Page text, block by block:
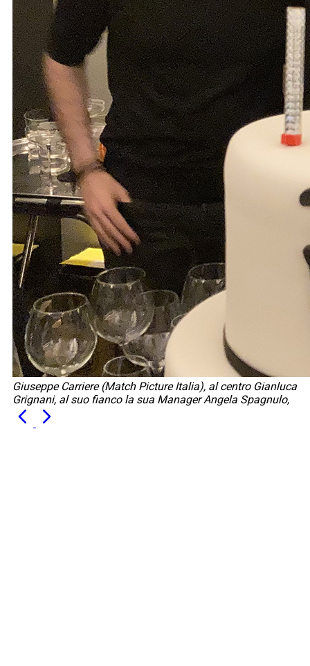
Giuseppe Carriere (Match Picture Italia), al centro Gianluca
Grignani, al suo fianco la sua Manager Angela Spagnulo,